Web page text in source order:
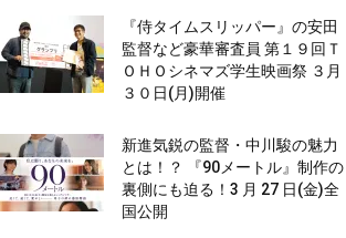
『侍タイムスリッパー』の安田
監督など豪華審査員 第１９回Ｔ
ＯＨＯシネマズ学生映画祭 ３月
３０日(月)開催
新進気鋭の監督・中川駿の魅力
とは！？ 『90メートル』制作の
裏側にも迫る！3 月 27 日(金)全
国公開